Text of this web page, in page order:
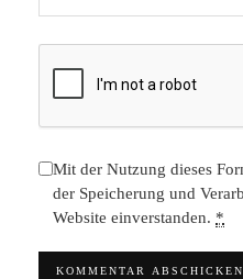
Mit der Nutzung dieses
der Speicherung und
Website einverstanden. *